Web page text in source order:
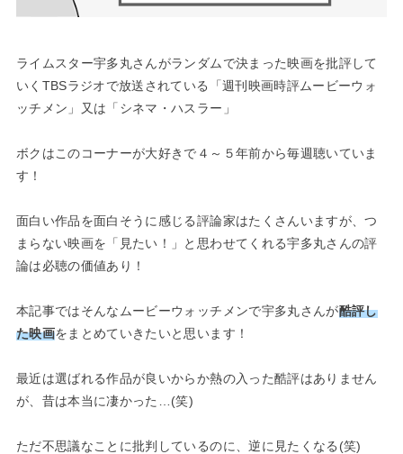
ライムスター宇多丸さんがランダムで決まった映画を批評して
いくTBSラジオで放送されている「週刊映画時評ムービーウォ
ッチメン」又は「シネマ・ハスラー」
ボクはこのコーナーが大好きで４～５年前から毎週聴いていま
す！
面白い作品を面白そうに感じる評論家はたくさんいますが、つ
まらない映画を「見たい！」と思わせてくれる宇多丸さんの評
論は必聴の価値あり！
本記事ではそんなムービーウォッチメンで宇多丸さんが酷評し
た映画をまとめていきたいと思います！
最近は選ばれる作品が良いからか熱の入った酷評はありません
が、昔は本当に凄かった…(笑)
ただ不思議なことに批判しているのに、逆に見たくなる(笑)